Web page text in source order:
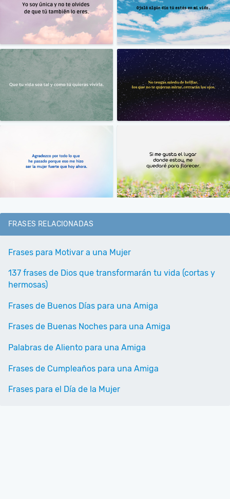
FRASES RELACIONADAS
Frases para Motivar a una Mujer
137 frases de Dios que transformarán tu vida (cortas y
hermosas)
Frases de Buenos Días para una Amiga
Frases de Buenas Noches para una Amiga
Palabras de Aliento para una Amiga
Frases de Cumpleaños para una Amiga
Frases para el Día de la Mujer